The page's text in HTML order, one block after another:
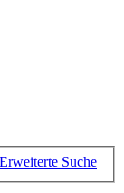
Erweiterte Suche